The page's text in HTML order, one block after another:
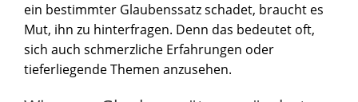
ein bestimmter Glaubenssatz schadet, braucht es
Mut, ihn zu hinterfragen. Denn das bedeutet oft,
sich auch schmerzliche Erfahrungen oder
tieferliegende Themen anzusehen.